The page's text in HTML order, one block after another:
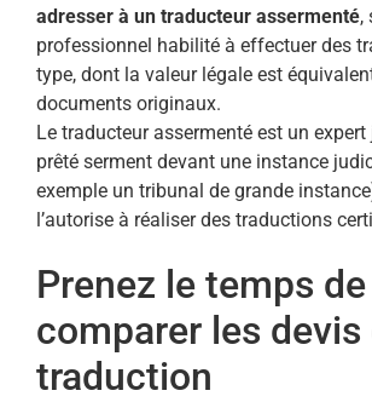
adresser à un traducteur assermenté,
professionnel habilité à effectuer des
type, dont la valeur légale est
documents originaux.
Le traducteur assermenté est un
prêté serment devant une instance
exemple un tribunal de grande
l’autorise à réaliser des traductions
Prenez le temps de
comparer les devis
traduction